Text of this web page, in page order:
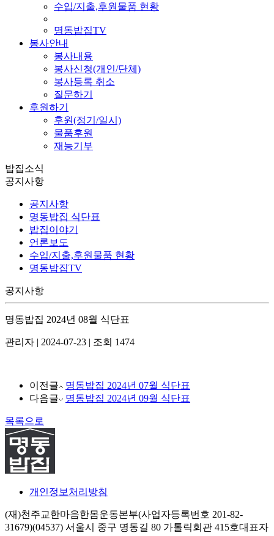
수입/지출,후원물품 현황
명동밥집TV
봉사안내
봉사내용
봉사신청(개인/단체)
봉사등록 취소
질문하기
후원하기
후원(정기/일시)
물품후원
재능기부
밥집소식
공지사항
공지사항
명동밥집 식단표
밥집이야기
언론보도
수입/지출,후원물품 현황
명동밥집TV
공지사항
명동밥집 2024년 08월 식단표
관리자 | 2024-07-23 | 조회 1474
이전글
명동밥집 2024년 07월 식단표
다음글
명동밥집 2024년 09월 식단표
목록으로
개인정보처리방침
(재)천주교한마음한몸운동본부(사업자등록번호 201-82-
31679)(04537) 서울시 중구 명동길 80 가톨릭회관 415호대표자